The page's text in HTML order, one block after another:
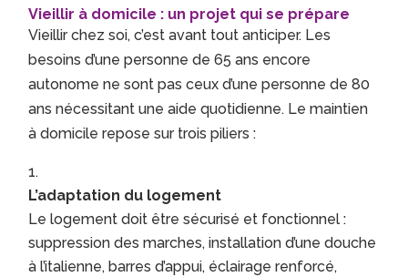
Vieillir à domicile : un projet qui se prépare
Vieillir chez soi, c’est avant tout anticiper. Les
besoins d’une personne de 65 ans encore
autonome ne sont pas ceux d’une personne de 80
ans nécessitant une aide quotidienne. Le maintien
à domicile repose sur trois piliers :
L’adaptation du logement
Le logement doit être sécurisé et fonctionnel :
suppression des marches, installation d’une douche
à l’italienne, barres d’appui, éclairage renforcé,